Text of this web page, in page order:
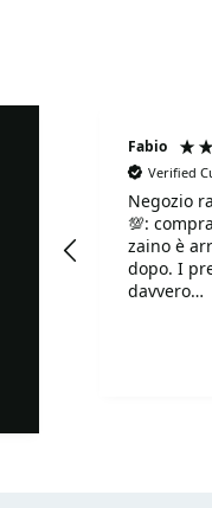
Fabio
Verified
Negozio
💯:
zaino è
dopo. I prezzi sono
davvero